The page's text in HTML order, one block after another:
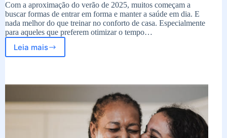
Com a aproximação do verão de 2025, muitos começam a
buscar formas de entrar em forma e manter a saúde em dia. E
nada melhor do que treinar no conforto de casa. Especialmente
para aqueles que preferem otimizar o tempo…
Leia mais
Verão